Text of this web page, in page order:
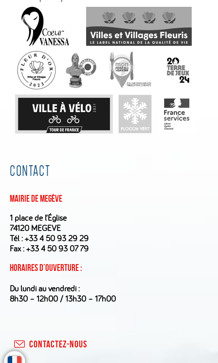
CONTACT
Mairie de Megève
1 place de l’Église
74120 MEGEVE
Tél :+33 4 50 93 29 29
Fax : +33 4 50 93 07 79
Horaires d’ouverture :
Du lundi au vendredi :
8h30 – 12h00 / 13h30 – 17h00
CONTACTEZ-NOUS